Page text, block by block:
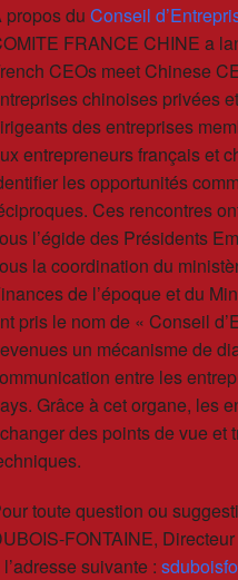
propos duConseil
FRANCE CHINE a
CEOs meet Chinese
chinoises privées
des entreprises
entrepreneurs français et
les opportunités
Ces rencontres
l’égide des Présidents
la coordination du
de l’époque et du
pris le nom de « Conseil
un mécanisme de
entre les
Grâce à cet organe, les
des points de vue et
toute question ou
FONTAINE,
l’adresse suivante :